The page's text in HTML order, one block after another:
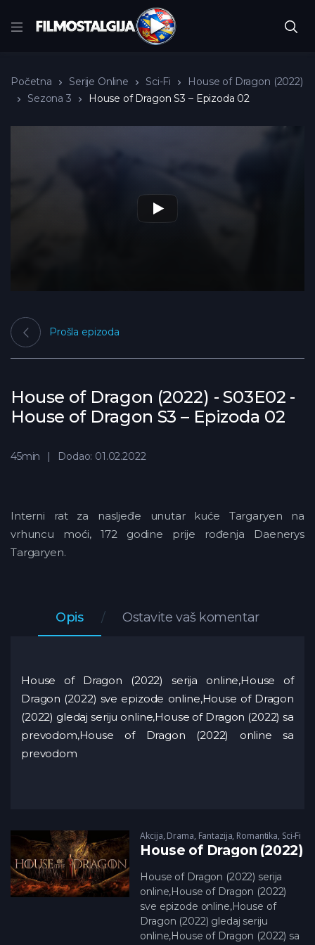
Početna Serije Online Sci-Fi
House of Dragon (2022)
Sezona 3
House of Dragon S3 – Epizoda 02
House of Dragon (2022) - S03E02 -
House of Dragon S3 – Epizoda 02
Prošla epizoda
45min Dodao: 01.02.2022
Interni rat za nasljeđe unutar kuće Targaryen na
vrhuncu moći, 172 godine prije rođenja Daenerys
Targaryen.
Opis Ostavite vaš komentar
House of Dragon (2022) serija online,House of
Dragon (2022) sve epizode online,House of Dragon
(2022) gledaj seriju online,House of Dragon (2022) sa
prevodom,House of Dragon (2022) online sa
prevodom
Akcija, Drama, Fantazija, Romantika, Sci-Fi
House of Dragon (2022)
House of Dragon (2022) serija
online,House of Dragon (2022)
sve epizode online,House of
Dragon (2022) gledaj seriju
online,House of Dragon (2022) sa